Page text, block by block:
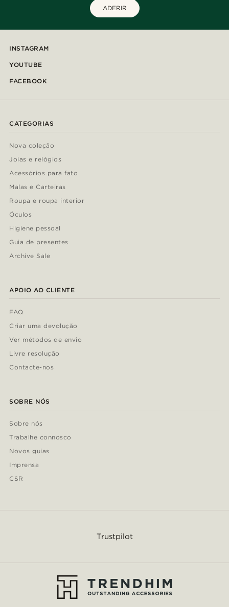
ADERIR
INSTAGRAM
YOUTUBE
FACEBOOK
CATEGORIAS
Nova coleção
Joias e relógios
Acessórios para fato
Malas e Carteiras
Roupa e roupa interior
Óculos
Higiene pessoal
Guia de presentes
Archive Sale
APOIO AO CLIENTE
FAQ
Criar uma devolução
Ver métodos de envio
Livre resolução
Contacte-nos
SOBRE NÓS
Sobre nós
Trabalhe connosco
Novos guias
Imprensa
CSR
Trustpilot